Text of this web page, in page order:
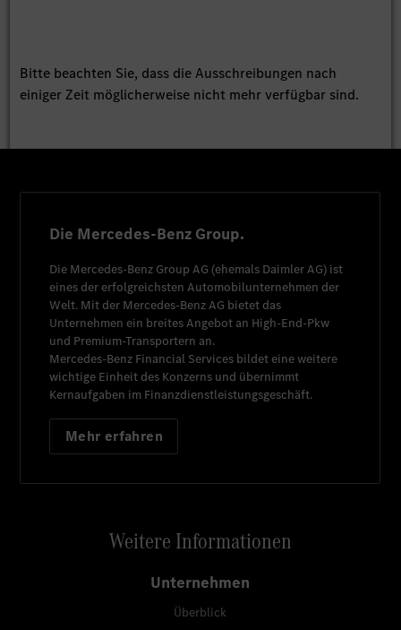
Bitte beachten Sie, dass die Ausschreibungen nach
einiger Zeit möglicherweise nicht mehr verfügbar sind.
Die Mercedes-Benz Group.
Die Mercedes-Benz Group AG (ehemals Daimler AG) ist
eines der erfolgreichsten Automobilunternehmen der
Welt. Mit der Mercedes-Benz AG bietet das
Unternehmen ein breites Angebot an High-End-Pkw
und Premium-Transportern an.
Mercedes-Benz Financial Services bildet eine weitere
wichtige Einheit des Konzerns und übernimmt
Kernaufgaben im Finanzdienstleistungsgeschäft.
Mehr erfahren
Weitere Informationen
Unternehmen
Überblick